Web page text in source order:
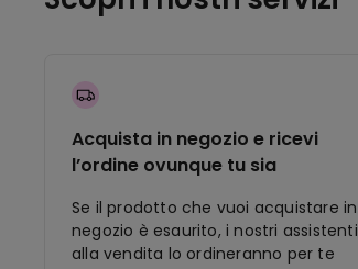
Acquista in negozio e ricevi
l’ordine ovunque tu sia
Se il prodotto che vuoi acquistare in
negozio è esaurito, i nostri assistenti
alla vendita lo ordineranno per te